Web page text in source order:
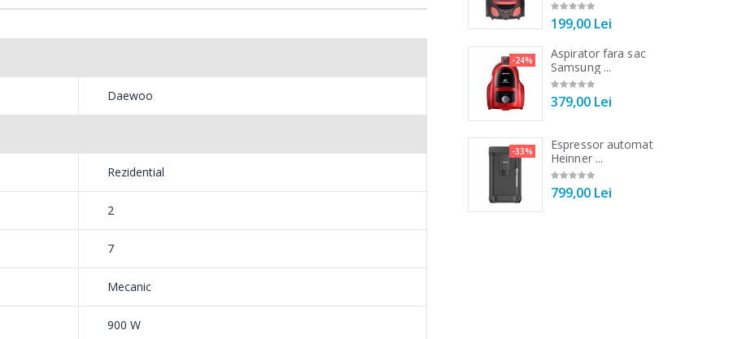
Daewoo
Rezidential
2
7
Mecanic
900 W
89,00 Lei
549,00 Lei
NobeLTek ...
199,00 Lei
139,00 Lei
Heinner ...
299,00 Lei
199,00 Lei
-24%
Aspirator fara sac
Samsung ...
379,00 Lei
-33%
Espressor automat
Heinner ...
799,00 Lei